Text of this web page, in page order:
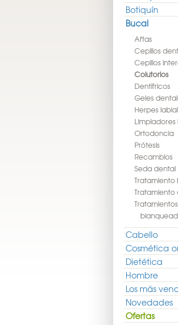
Botiquín
Bucal
Aftas
Cepillos
Cepillos
Colutorios
Dentífricos
Geles
Herpes labial
Limpiadores
Ortodoncia
Prótesis
Recambios
Seda dental
Tratamiento
Tratamientos
Cabello
Cosmética
Dietética
Hombre
Los más
Novedades
Ofertas